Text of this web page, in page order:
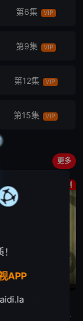
第6集 VIP
第9集 VIP
第12集 VIP
第15集 VIP
更多
喜剧
鬼酒店 第一季
一位单亲妈妈带着两个小孩经营一间闹鬼的酒店，她的哥哥也是酒店里的鬼魂之一。
APP